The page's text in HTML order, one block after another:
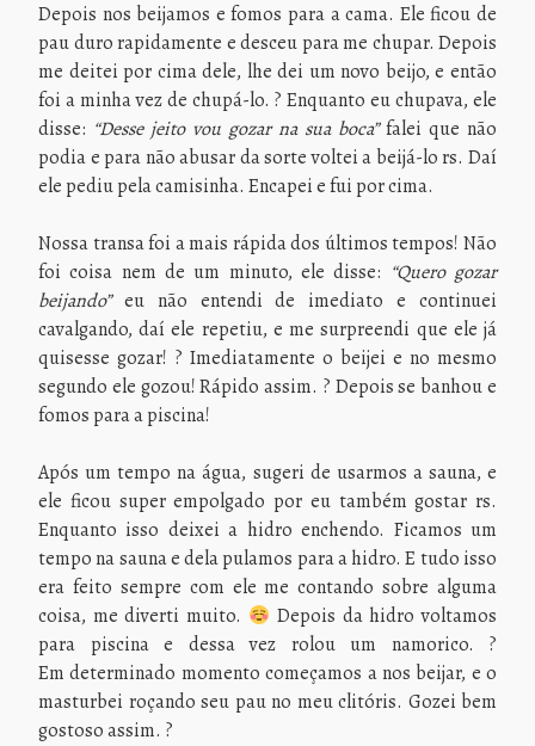
Depois nos beijamos e fomos para a cama. Ele ficou de
pau duro rapidamente e desceu para me chupar. Depois
me deitei por cima dele, lhe dei um novo beijo, e então
foi a minha vez de chupá-lo. ? Enquanto eu chupava, ele
disse: “Desse jeito vou gozar na sua boca”falei que não
podia e para não abusar da sorte voltei a beijá-lo rs. Daí
ele pediu pela camisinha. Encapei e fui por cima.
Nossa transa foi a mais rápida dos últimos tempos! Não
foi coisa nem de um minuto, ele disse: “Quero gozar
beijando”eu não entendi de imediato e continuei
cavalgando, daí ele repetiu, e me surpreendi que ele já
quisesse gozar! ? Imediatamente o beijei e no mesmo
segundo ele gozou! Rápido assim. ? Depois se banhou e
fomos para a piscina!
Após um tempo na água, sugeri de usarmos a sauna, e
ele ficou super empolgado por eu também gostar rs.
Enquanto isso deixei a hidro enchendo. Ficamos um
tempo na sauna e dela pulamos para a hidro. E tudo isso
era feito sempre com ele me contando sobre alguma
coisa, me diverti muito.
Depois da hidro voltamos
para piscina e dessa vez rolou um namorico. ?
Em determinado momento começamos a nos beijar, e o
masturbei roçando seu pau no meu clitóris. Gozei bem
gostoso assim. ?